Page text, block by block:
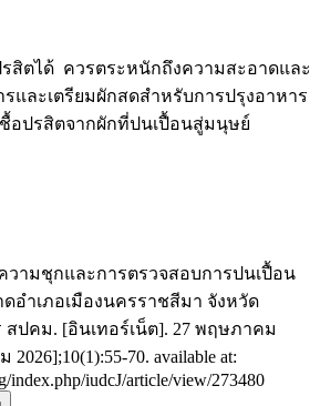
สิตได้ ควรตระหนักถึงความสะอาดและ
และเตรียมผักสดสำหรับการปรุงอาหาร
อปรสิตจากผักที่ปนเปื้อนสู่มนุษย์
วามชุกและการตรวจสอบการปนเปื้อน
อำเภอเมืองนครราชสีมา จังหวัด
สปคม. [อินเทอร์เน็ต]. 27 พฤษภาคม
70. available at:
index.php/iudcJ/article/view/273480